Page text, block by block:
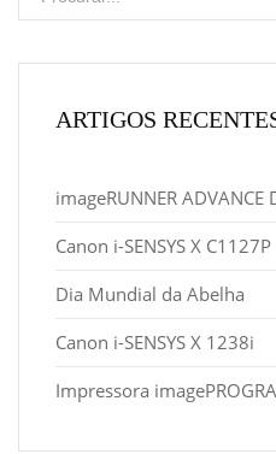
ARTIGOS
imageRUNNER ADVANCE
Canon i-SENSYS X C1127P
Dia Mundial da Abelha
Canon i-SENSYS X 1238i
Impressora